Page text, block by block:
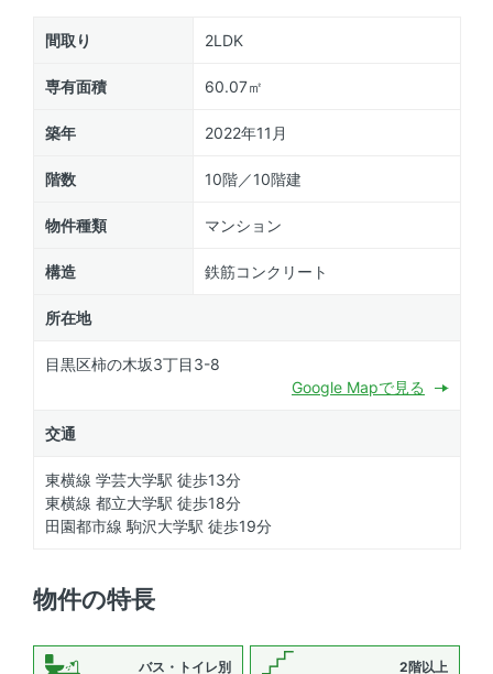
間取り 2LDK
専有面積 60.07㎡
築年 2022年11月
階数 10階／10階建
物件種類 マンション
構造 鉄筋コンクリート
所在地
目黒区柿の木坂3丁目3-8
Google Mapで見る
交通
東横線 学芸大学駅 徒歩13分
東横線 都立大学駅 徒歩18分
田園都市線 駒沢大学駅 徒歩19分
物件の特長
バス・トイレ別 2階以上